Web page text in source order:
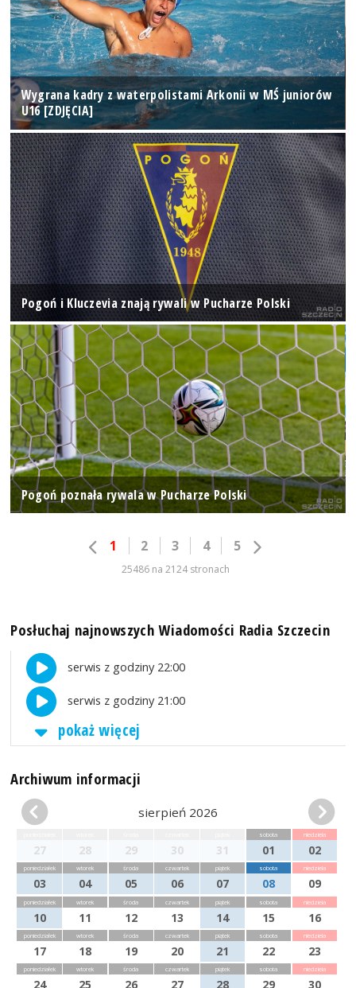
Wygrana kadry z waterpolistami Arkonii w MŚ juniorów
U16 [ZDJĘCIA]
Pogoń i Kluczevia znają rywali w Pucharze Polski
Pogoń poznała rywala w Pucharze Polski
1 2 3 4 5
25486 na 2124 stronach
Posłuchaj najnowszych Wiadomości Radia Szczecin
serwis z godziny 22:00
serwis z godziny 21:00
pokaż więcej
Archiwum informacji
sierpień 2026
27 28 29 30 31
sobota
01
niedziela
02
poniedziałek
03
wtorek
04
środa
05
czwartek
06
piątek
07
sobota
08
niedziela
09
poniedziałek
10
wtorek
11
środa
12
czwartek
13
piątek
14
sobota
15
niedziela
16
poniedziałek
17
wtorek
18
środa
19
czwartek
20
piątek
21
sobota
22
niedziela
23
poniedziałek
24
wtorek
25
środa
26
czwartek
27
piątek
28
sobota
29
niedziela
30